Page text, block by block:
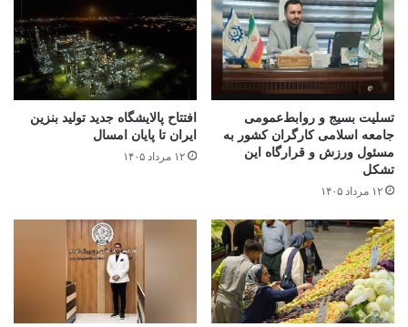
تسلیت بسیج و روابط‌عمومی
جامعه اسلامی کارگران کشور به
مسئول ورزش و قرارگاه این
تشکل
۱۲ مرداد ۱۴۰۵
افتتاح ‌پالایشگاه جدید تولید بنزین
ایران تا پایان امسال
۱۲ مرداد ۱۴۰۵